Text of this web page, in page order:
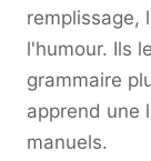
remplissage,
l'humour. Ils
grammaire
apprend une
manuels.